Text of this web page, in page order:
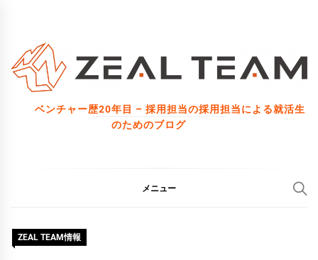
ン
ベンチャー歴20年目 – 採用担当の採用担当による就活生
のためのブログ
メニュー
ZEAL TEAM情報